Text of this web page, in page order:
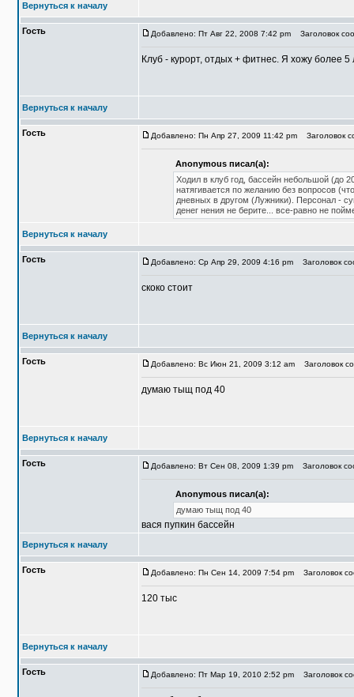
Вернуться к началу
Гость Добавлено: Пт Авг 22, 2008 7:42 pm Заголовок
Клуб - курорт, отдых + фитнес. Я хожу более 5
Вернуться к началу
Гость Добавлено: Пн Апр 27, 2009 11:42 pm Заголовок
Anonymous писал(а):
Ходил в клуб год, бассейн небольшой (до
натягивается по желанию без вопросов
дневных в другом (Лужники). Персонал -
денег нения не берите... все-равно не
Вернуться к началу
Гость Добавлено: Ср Апр 29, 2009 4:16 pm Заголовок
скоко стоит
Вернуться к началу
Гость Добавлено: Вс Июн 21, 2009 3:12 am Заголовок
думаю тыщ под 40
Вернуться к началу
Гость Добавлено: Вт Сен 08, 2009 1:39 pm Заголовок
Anonymous писал(а):
думаю тыщ под 40
вася пупкин бассейн
Вернуться к началу
Гость Добавлено: Пн Сен 14, 2009 7:54 pm Заголовок
120 тыс
Вернуться к началу
Гость Добавлено: Пт Мар 19, 2010 2:52 pm Заголовок